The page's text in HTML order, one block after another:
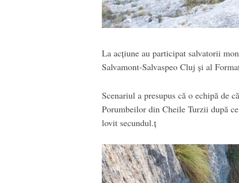
La acțiune au participat salvatorii
Salvamont-Salvaspeo Cluj și al
Scenariul a presupus că o echipă de
Porumbeilor din Cheile Turzii după
lovit secundul.ț